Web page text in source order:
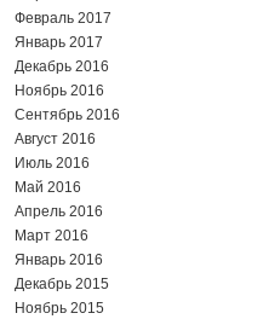
Февраль 2017
Январь 2017
Декабрь 2016
Ноябрь 2016
Сентябрь 2016
Август 2016
Июль 2016
Май 2016
Апрель 2016
Март 2016
Январь 2016
Декабрь 2015
Ноябрь 2015